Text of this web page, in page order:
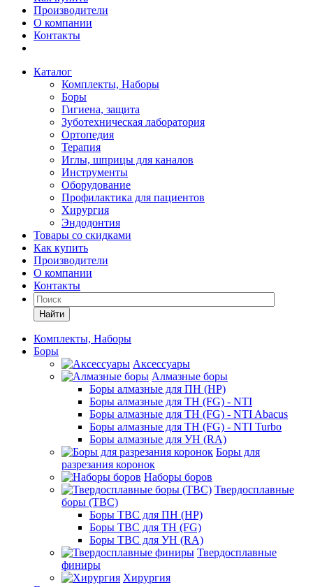
Производители
О компании
Контакты
Каталог
Комплекты, Наборы
Боры
Гигиена, защита
Зуботехническая лаборатория
Ортопедия
Терапия
Иглы, шприцы для каналов
Инструменты
Оборудование
Профилактика для пациентов
Хирургия
Эндодонтия
Товары со скидками
Как купить
Производители
О компании
Контакты
Найти
Комплекты, Наборы
Боры
Аксессуары
Алмазные боры
Боры алмазные для ПН (HP)
Боры алмазные для ТН (FG) - NTI
Боры алмазные для ТН (FG) - NTI Abacus
Боры алмазные для ТН (FG) - NTI Turbo
Боры алмазные для УН (RA)
Боры для
разрезания коронок
Наборы боров
Твердосплавные
боры (ТВС)
Боры ТВС для ПН (HP)
Боры ТВС для ТН (FG)
Боры ТВС для УН (RA)
Твердосплавные
финиры
Хирургия